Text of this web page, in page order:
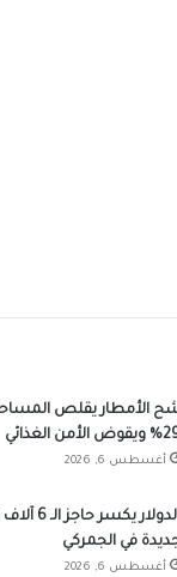
الأمطار يقلص
الأمن الغذائي
أغسطس 6, 2026
الدولار
في الجمركي
أغسطس 6, 2026